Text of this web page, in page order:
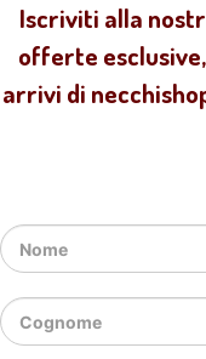
Iscriviti alla
offerte
arrivi di